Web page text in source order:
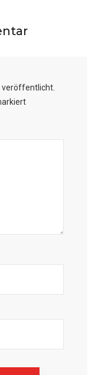
veröffentlicht.